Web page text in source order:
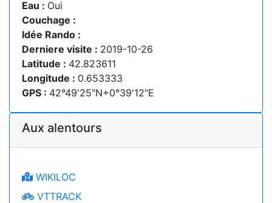
Eau : Oui
Couchage :
Idée Rando :
Derniere visite : 2019-10-26
Latitude : 42.823611
Longitude : 0.653333
GPS : 42°49'25"N+0°39'12"E
Aux alentours
WIKILOC
VTTRACK